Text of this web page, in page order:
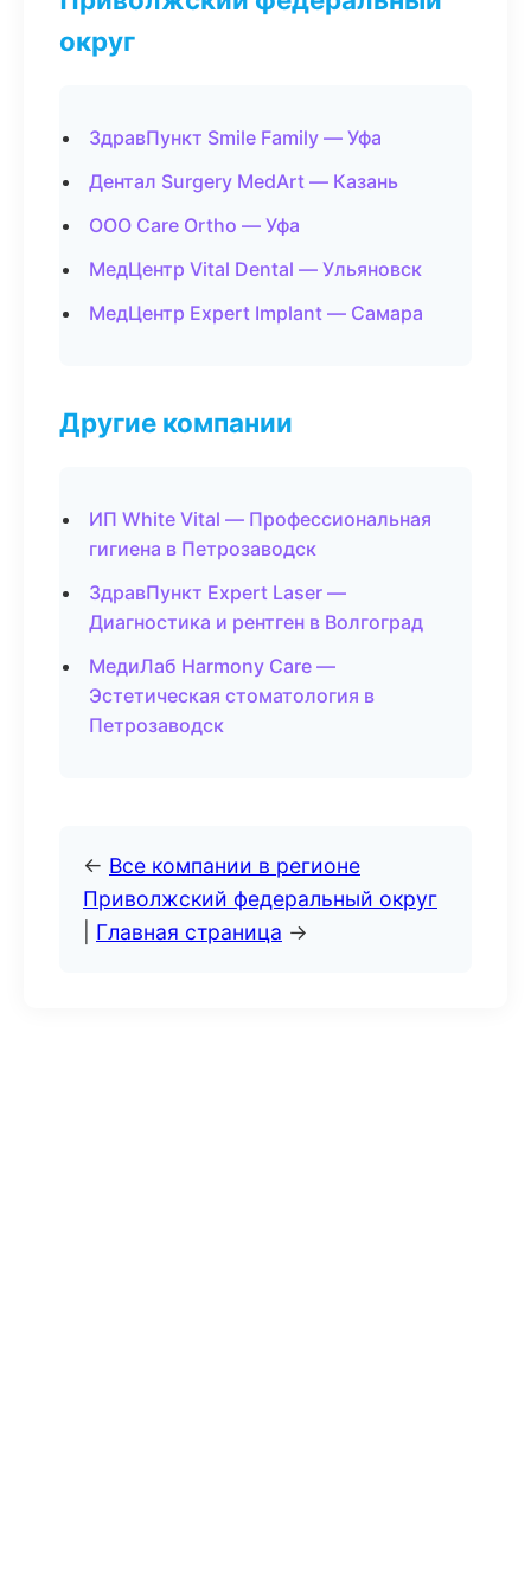
округ
ЗдравПункт Smile Family — Уфа
Дентал Surgery MedArt — Казань
ООО Care Ortho — Уфа
МедЦентр Vital Dental — Ульяновск
МедЦентр Expert Implant — Самара
Другие компании
ИП White Vital — Профессиональная
гигиена в Петрозаводск
ЗдравПункт Expert Laser —
Диагностика и рентген в Волгоград
МедиЛаб Harmony Care —
Эстетическая стоматология в
Петрозаводск
← Все компании в регионе
Приволжский федеральный округ
Главная страница →